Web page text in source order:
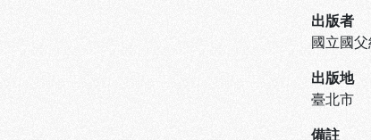
出版者
國立國
出版地
臺北市
備註